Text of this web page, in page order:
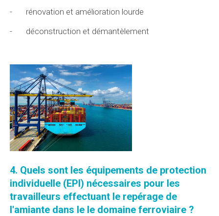
-
rénovation et amélioration lourde
-
déconstruction et démantèlement
4. Quels sont les équipements de protection
individuelle (EPI) nécessaires pour les
travailleurs effectuant le repérage de
l'amiante dans le le domaine ferroviaire ?